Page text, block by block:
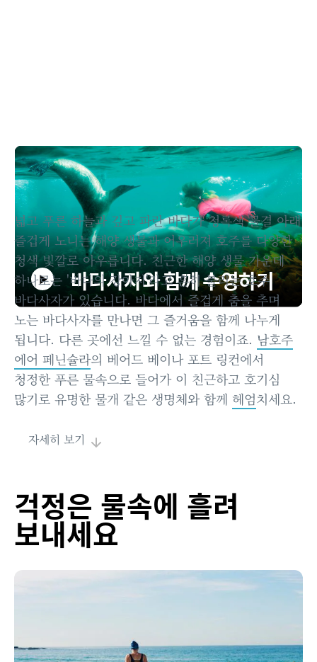
바다사자와 함께 수영하기
Play
Video
바다사자와 함께 수영하기
360도 동영상: 바다사자와 함께 수영하기
넓고 푸른 하늘과 깊고 파란 바다가 청록색 물결 아래
즐겁게 노니는 해양 생물과 어우러져 호주를 다양한
청색 빛깔로 아우릅니다. 친근한 해양 생물 가운데
하나로는 '바다의 강아지'라고 흔히 불리는 호주
바다사자가 있습니다. 바다에서 즐겁게 춤을 추며
노는 바다사자를 만나면 그 즐거움을 함께 나누게
됩니다. 다른 곳에선 느낄 수 없는 경험이죠. 남호주
에어 페닌슐라의 베어드 베이나 포트 링컨에서
청정한 푸른 물속으로 들어가 이 친근하고 호기심
많기로 유명한 물개 같은 생명체와 함께 헤엄치세요.
자세히 보기
걱정은 물속에 흘려
보내세요